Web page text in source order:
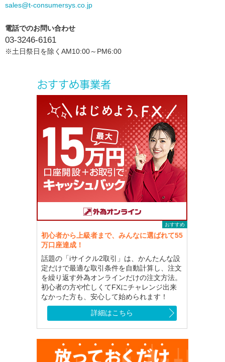
sales@t-consumersys.co.jp
電話でのお問い合わせ
03-3246-6161
※土日祭日を除くAM10:00～PM6:00
おすすめ
初心者から上級者まで、みんなに選ばれて55
万口座達成！
話題の「iサイクル2取引」は、かんたんな設
定だけで最適な取引条件を自動計算し、注文
を繰り返す外為オンラインだけの注文方法。
初心者の方や忙しくてFXにチャレンジ出来
なかった方も、安心して始められます！
詳細はこちら